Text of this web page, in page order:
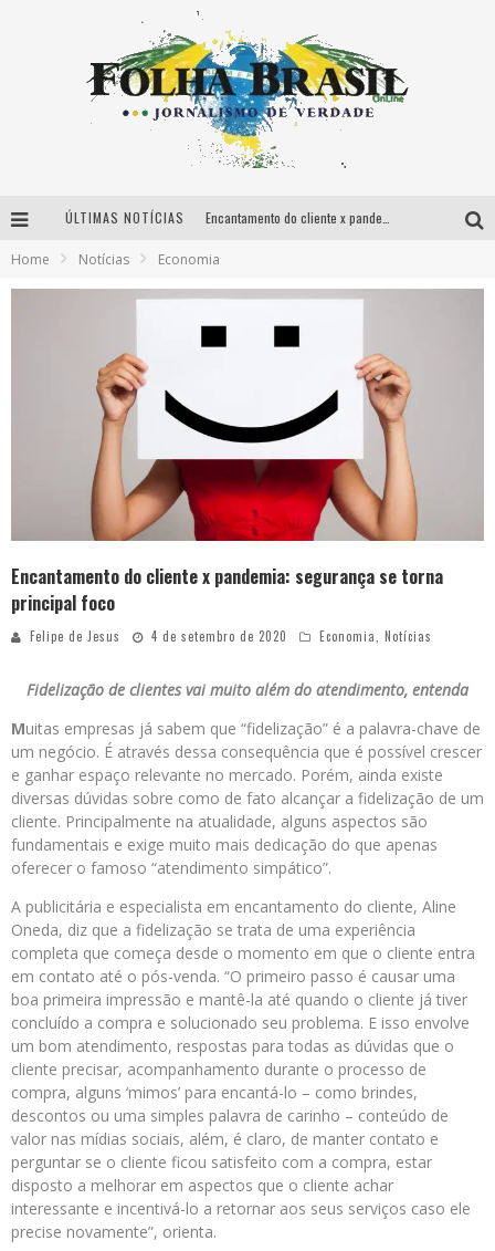
ÚLTIMAS NOTÍCIAS
Medo excessivo é um dos principais desafios da pandemia
Home Notícias Economia
Encantamento do cliente x pandemia: segurança se torna
principal foco
Felipe de Jesus 4 de setembro de 2020 Economia, Notícias
Fidelização de clientes vai muito além do atendimento, entenda
Muitas empresas já sabem que “fidelização” é a palavra-chave de
um negócio. É através dessa consequência que é possível crescer
e ganhar espaço relevante no mercado. Porém, ainda existe
diversas dúvidas sobre como de fato alcançar a fidelização de um
cliente. Principalmente na atualidade, alguns aspectos são
fundamentais e exige muito mais dedicação do que apenas
oferecer o famoso “atendimento simpático”.
A publicitária e especialista em encantamento do cliente, Aline
Oneda, diz que a fidelização se trata de uma experiência
completa que começa desde o momento em que o cliente entra
em contato até o pós-venda. “O primeiro passo é causar uma
boa primeira impressão e mantê-la até quando o cliente já tiver
concluído a compra e solucionado seu problema. E isso envolve
um bom atendimento, respostas para todas as dúvidas que o
cliente precisar, acompanhamento durante o processo de
compra, alguns ‘mimos’ para encantá-lo – como brindes,
descontos ou uma simples palavra de carinho – conteúdo de
valor nas mídias sociais, além, é claro, de manter contato e
perguntar se o cliente ficou satisfeito com a compra, estar
disposto a melhorar em aspectos que o cliente achar
interessante e incentivá-lo a retornar aos seus serviços caso ele
precise novamente”, orienta.